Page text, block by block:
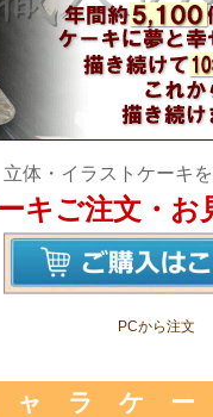
体・イラストケーキ
キご注文・お
PCから注文
ャ ラ ケ